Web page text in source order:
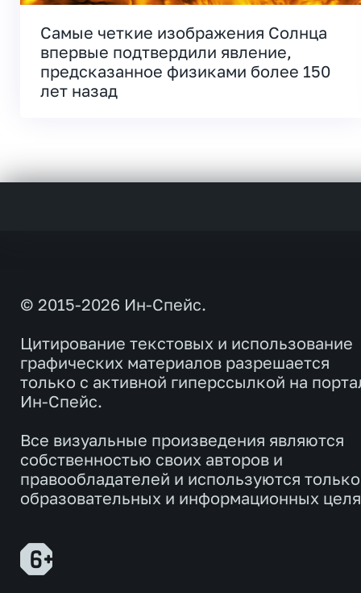
Самые четкие изображения Солнца
впервые подтвердили явление,
предсказанное физиками более 150
лет назад
© 2015-2026 Ин-Спейс.
Цитирование текстовых и использование
графических материалов разрешается
только с активной гиперссылкой на
Ин-Спейс.
Все визуальные произведения являются
собственностью своих авторов и
правообладателей и используются
образовательных и информационных